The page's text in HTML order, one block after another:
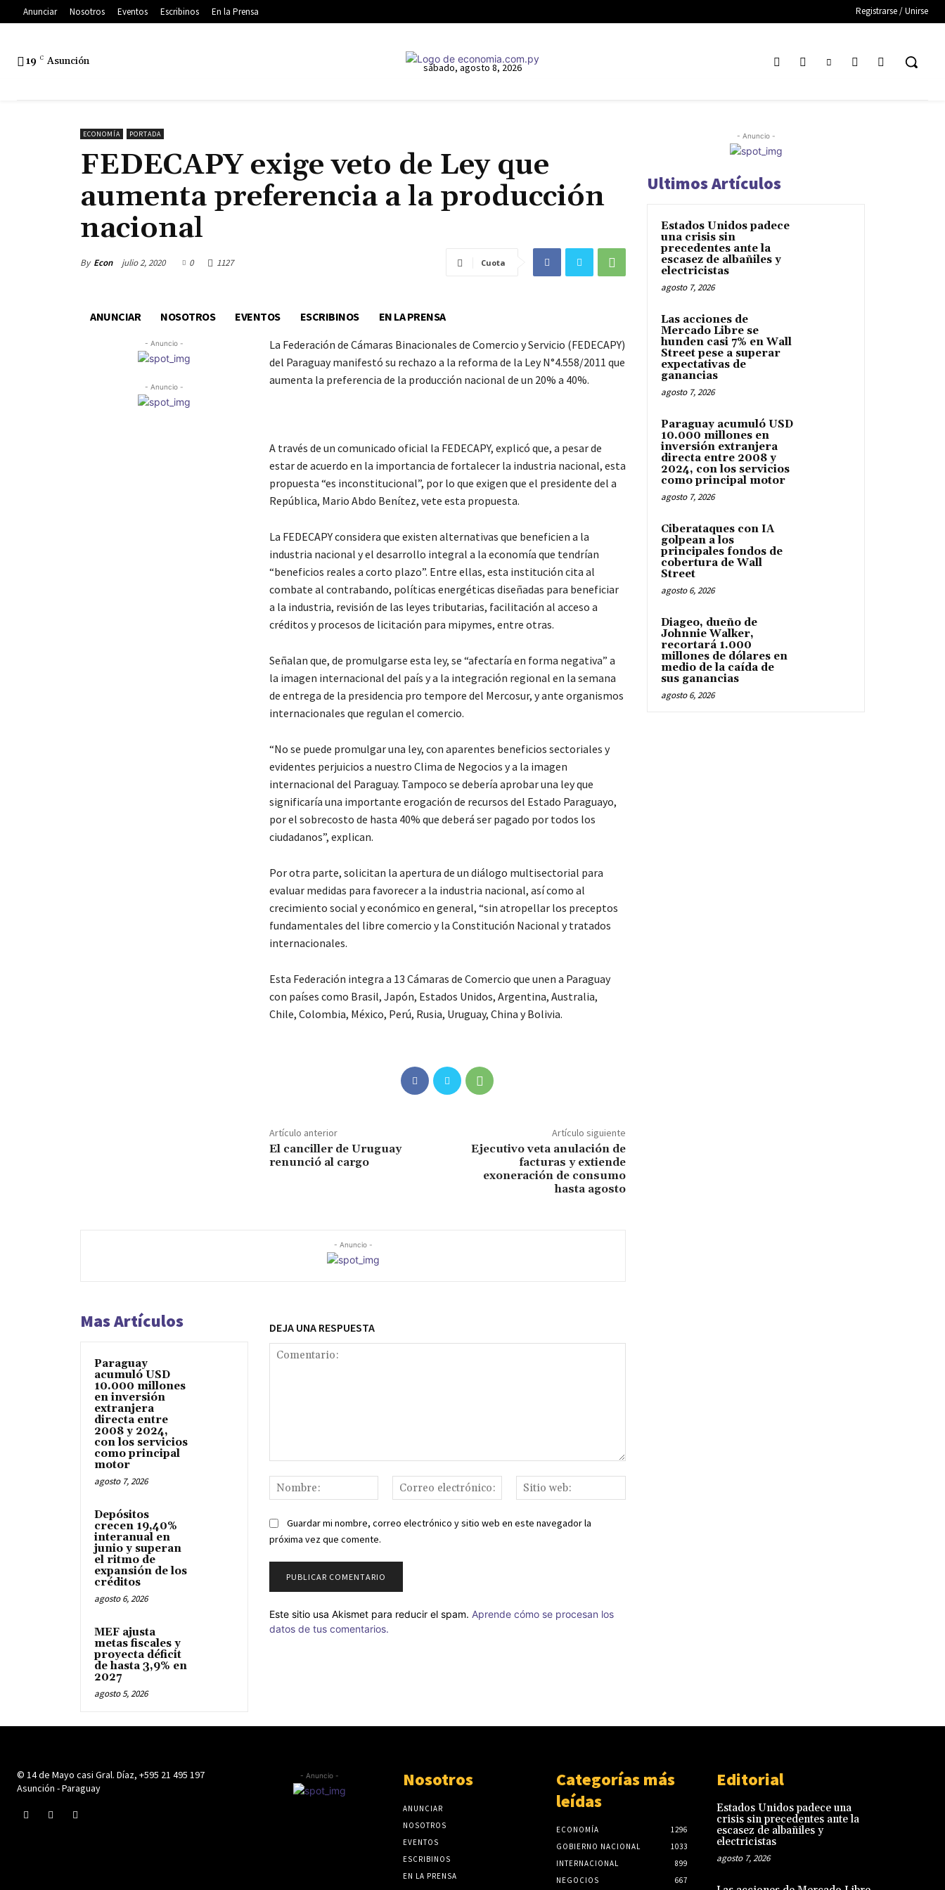
Anunciar Nosotros Eventos Escribinos En la Prensa Registrarse / Unirse
19 C Asunción sábado, agosto 8, 2026
ECONOMÍA PORTADA
FEDECAPY exige veto de Ley que
aumenta preferencia a la producción
nacional
By Econ julio 2, 2020 0 1127 Cuota
ANUNCIAR NOSOTROS EVENTOS ESCRIBINOS EN LA PRENSA
- Anuncio -
- Anuncio -
La Federación de Cámaras Binacionales de Comercio y Servicio (FEDECAPY)
del Paraguay manifestó su rechazo a la reforma de la Ley N°4.558/2011 que
aumenta la preferencia de la producción nacional de un 20% a 40%.
A través de un comunicado oficial la FEDECAPY, explicó que, a pesar de
estar de acuerdo en la importancia de fortalecer la industria nacional, esta
propuesta “es inconstitucional”, por lo que exigen que el presidente del a
República, Mario Abdo Benítez, vete esta propuesta.
La FEDECAPY considera que existen alternativas que beneficien a la
industria nacional y el desarrollo integral a la economía que tendrían
“beneficios reales a corto plazo”. Entre ellas, esta institución cita al
combate al contrabando, políticas energéticas diseñadas para beneficiar
a la industria, revisión de las leyes tributarias, facilitación al acceso a
créditos y procesos de licitación para mipymes, entre otras.
Señalan que, de promulgarse esta ley, se “afectaría en forma negativa” a
la imagen internacional del país y a la integración regional en la semana
de entrega de la presidencia pro tempore del Mercosur, y ante organismos
internacionales que regulan el comercio.
“No se puede promulgar una ley, con aparentes beneficios sectoriales y
evidentes perjuicios a nuestro Clima de Negocios y a la imagen
internacional del Paraguay. Tampoco se debería aprobar una ley que
significaría una importante erogación de recursos del Estado Paraguayo,
por el sobrecosto de hasta 40% que deberá ser pagado por todos los
ciudadanos”, explican.
Por otra parte, solicitan la apertura de un diálogo multisectorial para
evaluar medidas para favorecer a la industria nacional, así como al
crecimiento social y económico en general, “sin atropellar los preceptos
fundamentales del libre comercio y la Constitución Nacional y tratados
internacionales.
Esta Federación integra a 13 Cámaras de Comercio que unen a Paraguay
con países como Brasil, Japón, Estados Unidos, Argentina, Australia,
Chile, Colombia, México, Perú, Rusia, Uruguay, China y Bolivia.
Artículo anterior
El canciller de Uruguay
renunció al cargo
Artículo siguiente
Ejecutivo veta anulación de
facturas y extiende
exoneración de consumo
hasta agosto
- Anuncio -
Mas Artículos
Paraguay
acumuló USD
10.000 millones
en inversión
extranjera
directa entre
2008 y 2024,
con los servicios
como principal
motor
agosto 7, 2026
Depósitos
crecen 19,40%
interanual en
junio y superan
el ritmo de
expansión de los
créditos
agosto 6, 2026
MEF ajusta
metas fiscales y
proyecta déficit
de hasta 3,9% en
2027
agosto 5, 2026
DEJA UNA RESPUESTA
Nombre:
Correo
electrónico:
web:
Guardar mi nombre, correo electrónico y sitio web en este navegador la
próxima vez que comente.
Este sitio usa Akismet para reducir el spam. Aprende cómo se procesan los
datos de tus comentarios.
- Anuncio -
Ultimos Artículos
Estados Unidos padece
una crisis sin
precedentes ante la
escasez de albañiles y
electricistas
agosto 7, 2026
Las acciones de
Mercado Libre se
hunden casi 7% en Wall
Street pese a superar
expectativas de
ganancias
agosto 7, 2026
Paraguay acumuló USD
10.000 millones en
inversión extranjera
directa entre 2008 y
2024, con los servicios
como principal motor
agosto 7, 2026
Ciberataques con IA
golpean a los
principales fondos de
cobertura de Wall
Street
agosto 6, 2026
Diageo, dueño de
Johnnie Walker,
recortará 1.000
millones de dólares en
medio de la caída de
sus ganancias
agosto 6, 2026
© 14 de Mayo casi Gral. Díaz, +595 21 495 197
Asunción - Paraguay
- Anuncio - Nosotros
ANUNCIAR
NOSOTROS
EVENTOS
ESCRIBINOS
EN LA PRENSA
Categorías más
leídas
ECONOMÍA
1296
GOBIERNO NACIONAL
1033
INTERNACIONAL
899
NEGOCIOS
667
Editorial
Estados Unidos padece una
crisis sin precedentes ante la
escasez de albañiles y
electricistas
agosto 7, 2026